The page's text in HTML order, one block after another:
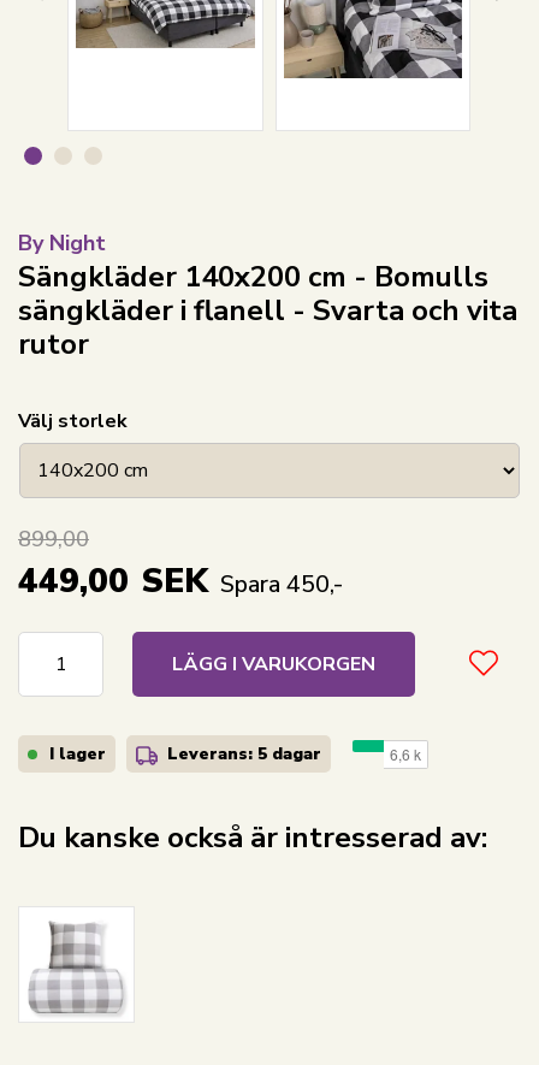
By Night
Sängkläder 140x200 cm - Bomulls
sängkläder i flanell - Svarta och vita
rutor
Välj storlek
899,00
449,00 SEK Spara 450,-
LÄGG I VARUKORGEN
I lager Leverans: 5 dagar
Du kanske också är intresserad av: